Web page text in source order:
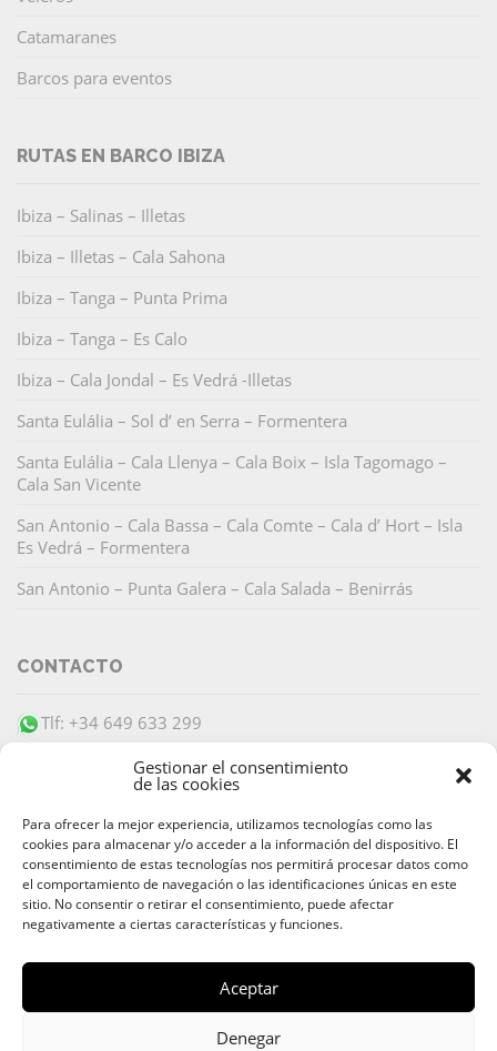
Gestionar el consentimiento
de las cookies
Para ofrecer la mejor experiencia, utilizamos tecnologías como las
cookies para almacenar y/o acceder a la información del dispositivo. El
consentimiento de estas tecnologías nos permitirá procesar datos como
el comportamiento de navegación o las identificaciones únicas en este
sitio. No consentir o retirar el consentimiento, puede afectar
negativamente a ciertas características y funciones.
Aceptar
Denegar
Catamaranes
Barcos para eventos
RUTAS EN BARCO IBIZA
Ibiza – Salinas – Illetas
Ibiza – Illetas – Cala Sahona
Ibiza – Tanga – Punta Prima
Ibiza – Tanga – Es Calo
Ibiza – Cala Jondal – Es Vedrá -Illetas
Santa Eulália – Sol d’ en Serra – Formentera
Santa Eulália – Cala Llenya – Cala Boix – Isla Tagomago –
Cala San Vicente
San Antonio – Cala Bassa – Cala Comte – Cala d’ Hort – Isla
Es Vedrá – Formentera
San Antonio – Punta Galera – Cala Salada – Benirrás
CONTACTO
Tlf: +34 649 633 299
PAGO SEGURO
Alquiler de Barcos y Yates Ibiza